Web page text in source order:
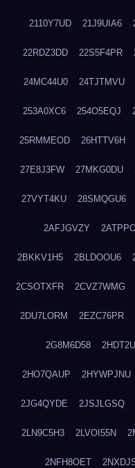
2110Y7UD 21J9UIA6
22RDZ3DD 22S5F4PR
24MC44U0 24TJTMVU
253A0XC6 254O5EQJ
25RMMEOD 26HTTV6H
27E8J3FW 27MKG0DU
27VYT4KU 28SMQGU6
2AFJGVZY
2BKKV1H5 2BLDOOU6
2CSOTXFR 2CVZ7WMG
2DU7LORM 2EZC76PR
2G8M6D58
2HO7QAUP 2HYWPJNU
2JG4QYDE 2JSJLGSQ
2LN9C5H3 2LVOI55N
2NFH8OET